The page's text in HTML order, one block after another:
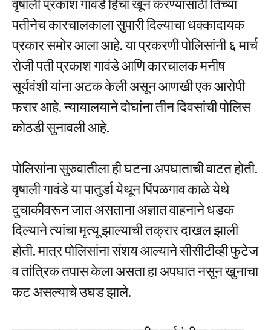
वृषाली प्रकाश गावंडे हिचा खून करण्यासाठी तिच्या
पतीनेच कारचालकाला सुपारी दिल्याचा धक्कादायक
प्रकार समोर आला आहे. या प्रकरणी पोलिसांनी ६ मार्च
रोजी पती प्रकाश गावंडे आणि कारचालक मनीष
सूर्यवंशी यांना अटक केली असून आणखी एक आरोपी
फरार आहे. न्यायालयाने दोघांना तीन दिवसांची पोलिस
कोठडी सुनावली आहे.
पोलिसांना सुरुवातीला ही घटना अपघाताची वाटत होती.
वृषाली गावंडे या पातुर्डा येथून पिंपळगाव काळे येथे
दुचाकीवरून जात असताना अज्ञात वाहनाने धडक
दिल्याने त्यांचा मृत्यू झाल्याची तक्रार दाखल झाली
होती. मात्र पोलिसांना संशय आल्याने सीसीटीव्ही फुटेज
व तांत्रिक तपास केला असता हा अपघात नसून खुनाचा
कट असल्याचे उघड झाले.